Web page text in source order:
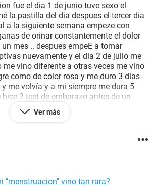
fue el dia 1 de junio tuve sexo el
la pastilla del dia despues el tercer dia
a la siguiente semana empeze con
de orinar constantemente el dolor
mes .. despues empeE a tomar
nuevamente y el dia 2 de julio me
me vino diferente a otras veces me vino
como de color rosa y me duro 3 dias
me volvía y a mi siempre me dura 5
2 test de embarazo antes de un
porque será?
muchos nervios porque tenía
Ver más
"menstruacion" vino tan rara?